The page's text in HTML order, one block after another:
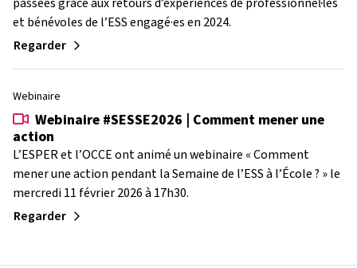
et bénévoles de l’ESS engagé·es en 2024.
Regarder
Webinaire
Webinaire #SESSE2026 | Comment mener une
action
L’ESPER et l’OCCE ont animé un webinaire « Comment
mener une action pendant la Semaine de l’ESS à l’École ? » le
mercredi 11 février 2026 à 17h30.
Regarder